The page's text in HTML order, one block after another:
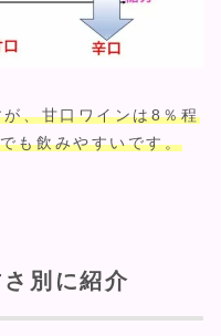
、甘口ワインは8％程
も飲みやすいです。
別に紹介